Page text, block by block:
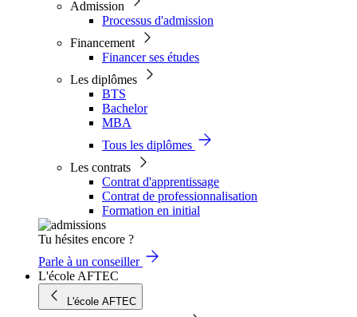
Admission
Processus d'admission
Financement
Financer ses études
Les diplômes
BTS
Bachelor
MBA
Tous les diplômes
Les contrats
Contrat d'apprentissage
Contrat de professionnalisation
Formation en initial
Tu hésites encore ?
Parle à un conseiller
L'école AFTEC
L'école AFTEC